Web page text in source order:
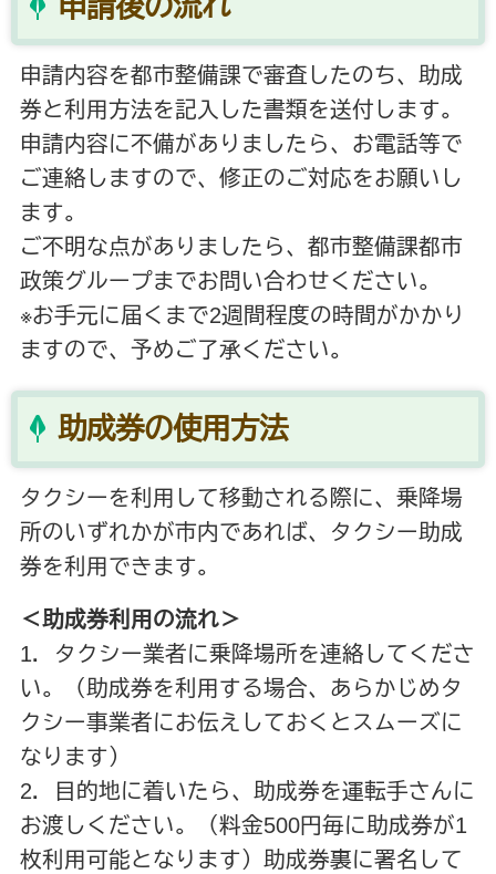
申請内容を都市整備課で審査したのち、助成
券と利用方法を記入した書類を送付します。
申請内容に不備がありましたら、お電話等で
ご連絡しますので、修正のご対応をお願いし
ます。
ご不明な点がありましたら、都市整備課都市
政策グループまでお問い合わせください。
※お手元に届くまで2週間程度の時間がかかり
ますので、予めご了承ください。
助成券の使用方法
タクシーを利用して移動される際に、乗降場
所のいずれかが市内であれば、タクシー助成
券を利用できます。
＜助成券利用の流れ＞
1．タクシー業者に乗降場所を連絡してくださ
い。（助成券を利用する場合、あらかじめタ
クシー事業者にお伝えしておくとスムーズに
なります）
2．目的地に着いたら、助成券を運転手さんに
お渡しください。（料金500円毎に助成券が1
枚利用可能となります）助成券裏に署名して